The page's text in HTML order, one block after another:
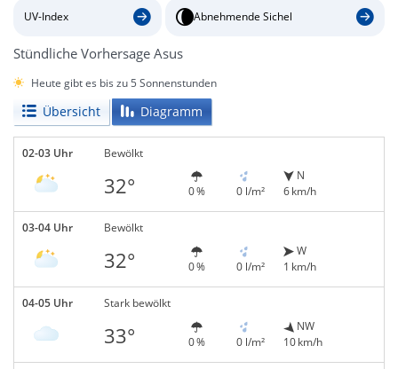
UV-Index Abnehmende Sichel
Stündliche Vorhersage Asus
Heute gibt es bis zu 5 Sonnenstunden
Übersicht Diagramm
02-03 Uhr Bewölkt
32° 0 % 0 l/m²
N
6 km/h
03-04 Uhr Bewölkt
32° 0 % 0 l/m²
W
1 km/h
04-05 Uhr Stark bewölkt
33° 0 % 0 l/m²
NW
10 km/h